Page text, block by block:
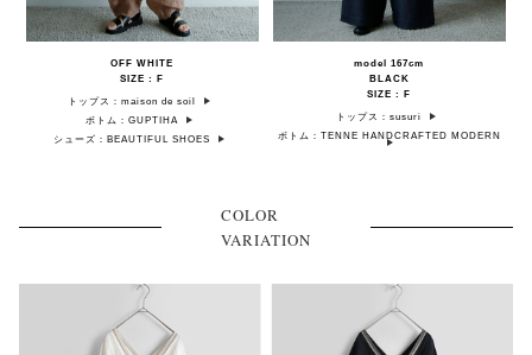
OFF WHITE
SIZE : F
トップス：maison de soil
ボトム：GUPTIHA
シューズ：BEAUTIFUL SHOES
model 167cm
BLACK
SIZE : F
トップス：susuri
ボトム：TENNE HANDCRAFTED MODERN
COLOR
VARIATION